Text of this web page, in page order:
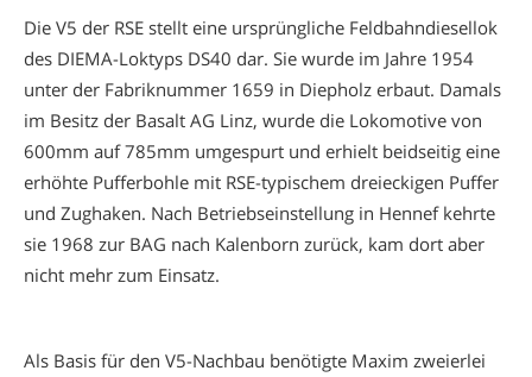
Die V5 der RSE stellt eine ursprüngliche Feldbahndiesellok
des DIEMA-Loktyps DS40 dar. Sie wurde im Jahre 1954
unter der Fabriknummer 1659 in Diepholz erbaut. Damals
im Besitz der Basalt AG Linz, wurde die Lokomotive von
600mm auf 785mm umgespurt und erhielt beidseitig eine
erhöhte Pufferbohle mit RSE-typischem dreieckigen Puffer
und Zughaken. Nach Betriebseinstellung in Hennef kehrte
sie 1968 zur BAG nach Kalenborn zurück, kam dort aber
nicht mehr zum Einsatz.
Als Basis für den V5-Nachbau benötigte Maxim zweierlei